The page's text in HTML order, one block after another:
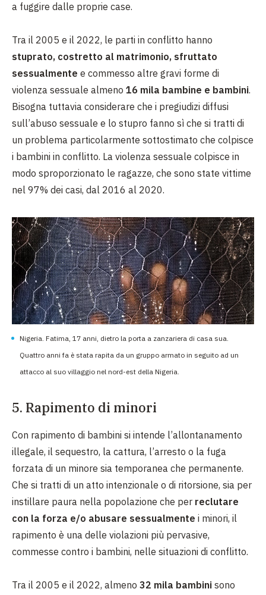
a fuggire dalle proprie case.
Tra il 2005 e il 2022, le parti in conflitto hanno
stuprato, costretto al matrimonio, sfruttato
sessualmente e commesso altre gravi forme di
violenza sessuale almeno 16 mila bambine e bambini.
Bisogna tuttavia considerare che i pregiudizi diffusi
sull’abuso sessuale e lo stupro fanno sì che si tratti di
un problema particolarmente sottostimato che colpisce
i bambini in conflitto. La violenza sessuale colpisce in
modo sproporzionato le ragazze, che sono state vittime
nel 97% dei casi, dal 2016 al 2020.
Nigeria. Fatima, 17 anni, dietro la porta a zanzariera di casa sua.
Quattro anni fa è stata rapita da un gruppo armato in seguito ad un
attacco al suo villaggio nel nord-est della Nigeria.
5. Rapimento di minori
Con rapimento di bambini si intende l’allontanamento
illegale, il sequestro, la cattura, l’arresto o la fuga
forzata di un minore sia temporanea che permanente.
Che si tratti di un atto intenzionale o di ritorsione, sia per
instillare paura nella popolazione che per reclutare
con la forza e/o abusare sessualmente i minori, il
rapimento è una delle violazioni più pervasive,
commesse contro i bambini, nelle situazioni di conflitto.
Tra il 2005 e il 2022, almeno 32 mila bambini sono